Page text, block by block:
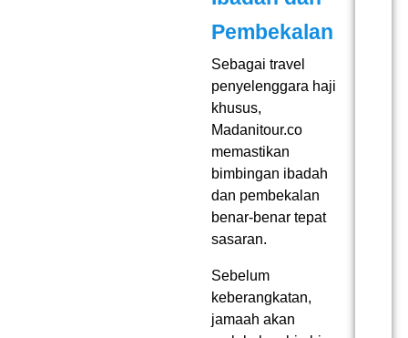
Pembekalan
Sebagai travel
penyelenggara haji
khusus,
Madanitour.co
memastikan
bimbingan ibadah
dan pembekalan
benar-benar tepat
sasaran.
Sebelum
keberangkatan,
jamaah akan